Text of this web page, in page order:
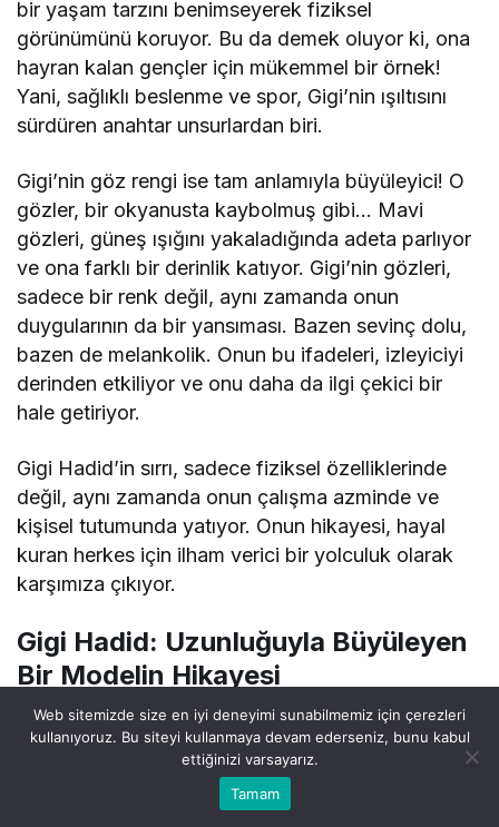
bir yaşam tarzını benimseyerek fiziksel
görünümünü koruyor. Bu da demek oluyor ki, ona
hayran kalan gençler için mükemmel bir örnek!
Yani, sağlıklı beslenme ve spor, Gigi’nin ışıltısını
sürdüren anahtar unsurlardan biri.
Gigi’nin göz rengi ise tam anlamıyla büyüleyici! O
gözler, bir okyanusta kaybolmuş gibi… Mavi
gözleri, güneş ışığını yakaladığında adeta parlıyor
ve ona farklı bir derinlik katıyor. Gigi’nin gözleri,
sadece bir renk değil, aynı zamanda onun
duygularının da bir yansıması. Bazen sevinç dolu,
bazen de melankolik. Onun bu ifadeleri, izleyiciyi
derinden etkiliyor ve onu daha da ilgi çekici bir
hale getiriyor.
Gigi Hadid’in sırrı, sadece fiziksel özelliklerinde
değil, aynı zamanda onun çalışma azminde ve
kişisel tutumunda yatıyor. Onun hikayesi, hayal
kuran herkes için ilham verici bir yolculuk olarak
karşımıza çıkıyor.
Gigi Hadid: Uzunluğuyla Büyüleyen
Bir Modelin Hikayesi
Kendisi, yalnızca bir model değil; aynı zamanda bir
marka temsilcisi ve sosyal medya fenomeni.
Sosyal medya sayesinde dünya çapında büyük
bir takipçi kitlesi edinmesi, onun kariyerini bir
Bu web sitesinde en iyi deneyimi yaşamanızı sağlamak
Hesabım
0
Web sitemizde size en iyi deneyimi sunabilmemiz için çerezleri
kullanıyoruz. Bu siteyi kullanmaya devam ederseniz, bunu kabul
ettiğinizi varsayarız.
Tamam